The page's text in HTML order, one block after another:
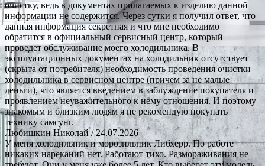
очистку, ведь в документах прилагаемых к изделию данной
информации не содержится. Через сутки я получил ответ, что
данная информация секретная и что мне необходимо
обратится в официальный сервисный центр, который
проведет обслуживание моего холодильника. В
эксплуатационных документах на холодильник отсутствует
(скрыта от потребителя) необходимость проведения очистки
холодильника в сервисном центре (причем за не малые
деньги), что является введением в заблуждение покупателя и
проявлением неуважительного к нему отношения. И поэтому
знакомым и близким людям я не рекомендую покупать
технику самсунг.
Любишкин Николай/ 24.07.2026
У меня холодильник и морозильник Либхерр. По работе
никаких нареканий нет. Работают тихо. Размораживания не